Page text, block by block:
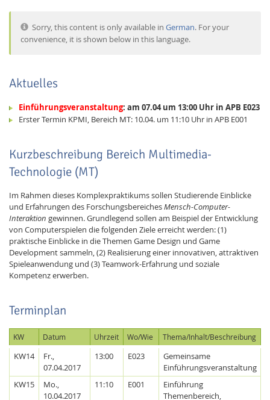
Sorry, this content is only available inGerman. For your
convenience, it is shown below in this language.
Aktuelles
Einführungsveranstaltung: am 07.04 um 13:00 Uhr in APB E023
Erster Termin KPMI, Bereich MT: 10.04. um 11:10 Uhr in APB E001
Kurzbeschreibung Bereich Multimedia-
Technologie (MT)
Im Rahmen dieses Komplexpraktikums sollen Studierende Einblicke
und Erfahrungen des ForschungsbereichesMensch-Computer-
Interaktion gewinnen. Grundlegend sollen am Beispiel der Entwicklung
von Computerspielen die folgenden Ziele erreicht werden: (1)
praktische Einblicke in die Themen Game Design und Game
Development sammeln, (2) Realisierung einer innovativen, attraktiven
Spieleanwendung und (3) Teamwork-Erfahrung und soziale
Kompetenz erwerben.
Terminplan
KW Datum Uhrzeit Wo/Wie Thema/Inhalt/Beschreibung
KW14
Fr.,
07.04.2017
13:00 E023
Gemeinsame
Einführungsveranstaltung
KW15
Mo.,
10.04.2017
11:10 E001
Einführung
Themenbereich,